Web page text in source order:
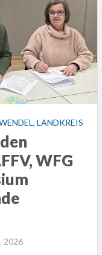
LANDKREIS
WFG
2026